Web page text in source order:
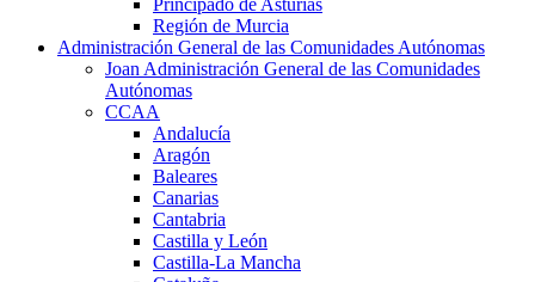
Región de Murcia
Administración General de las Comunidades Autónomas
Joan Administración General de las Comunidades
Autónomas
CCAA
Andalucía
Aragón
Baleares
Canarias
Cantabria
Castilla y León
Castilla-La Mancha